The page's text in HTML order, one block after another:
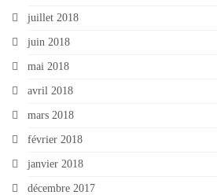
juillet 2018
juin 2018
mai 2018
avril 2018
mars 2018
février 2018
janvier 2018
décembre 2017